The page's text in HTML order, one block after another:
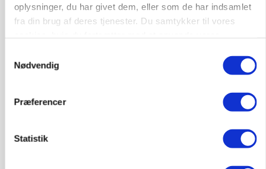
oplysninger, du har givet dem, eller som de har indsamlet
fra din brug af deres tjenester. Du samtykker til vores
Nødvendig
Præferencer
Statistik
KVÆG